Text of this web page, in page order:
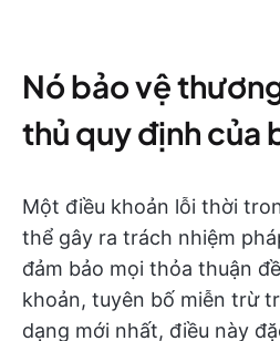
Nó bảo vệ
thủ quy định của
Một điều khoản lỗi thời
thể gây ra trách nhiệm
đảm bảo mọi thỏa thuận
khoản, tuyên bố miễn trừ
dạng mới nhất, điều này